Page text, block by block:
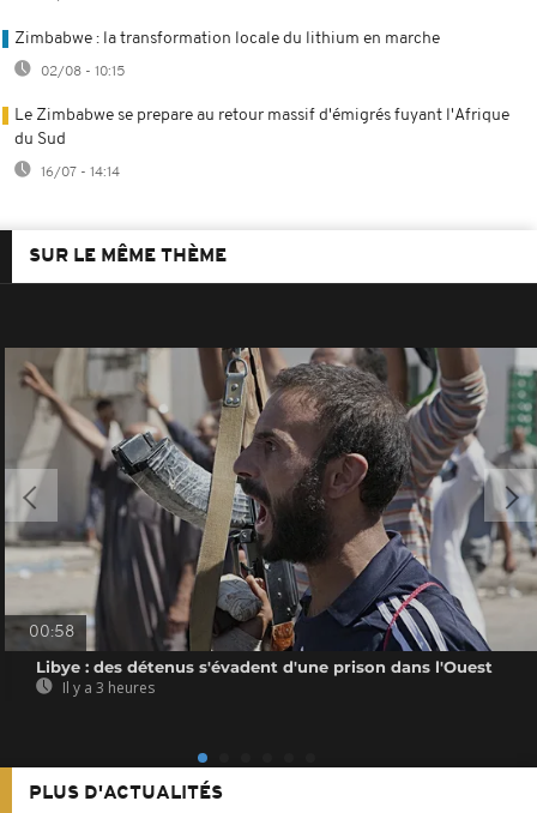
Zimbabwe : la transformation locale du lithium en marche
02/08 - 10:15
Le Zimbabwe se prepare au retour massif d'émigrés fuyant l'Afrique
du Sud
16/07 - 14:14
SUR LE MÊME THÈME
00:58
Libye : des détenus s'évadent d'une prison dans l'Ouest
Il y a 3 heures
PLUS D'ACTUALITÉS